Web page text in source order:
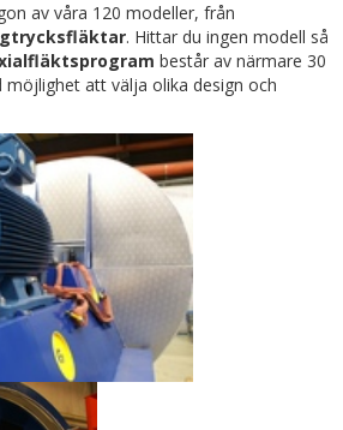
av våra 120 modeller, från
. Hittar du ingen modell så
består av närmare 30
att välja olika design och